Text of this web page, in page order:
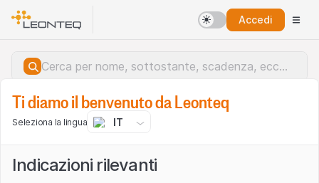
Accedi
Ti diamo il benvenuto da Leonteq
Seleziona la lingua IT
Indicazioni rilevanti